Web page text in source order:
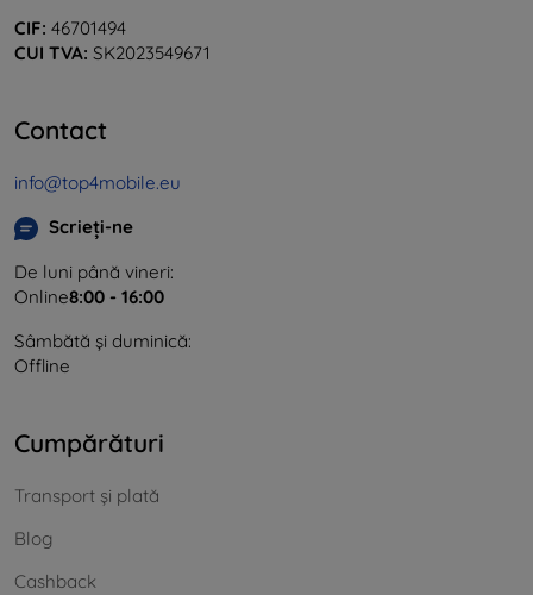
CIF: 46701494
CUI TVA: SK2023549671
Contact
info@top4mobile.eu
Scrieți-ne
De luni până vineri:
Online8:00 - 16:00
Sâmbătă și duminică:
Offline
Cumpărături
Transport și plată
Blog
Cashback